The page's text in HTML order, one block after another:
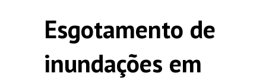
Esgotamento de
inundações em